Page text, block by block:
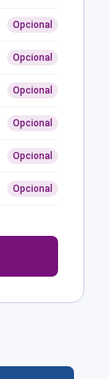
Opcional
Opcional
Opcional
Opcional
Opcional
Opcional